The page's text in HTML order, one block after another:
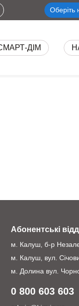
Оберіть
ДІМ
Абонентські
м. Калуш, б-р
м. Калуш, вул.
м. Долина вул.
0 800 603 603